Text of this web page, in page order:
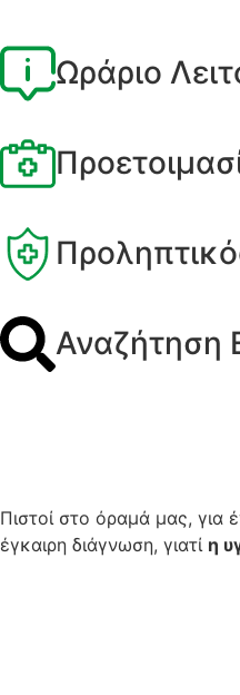
Ωράριο
Αναζήτηση
Πιστοί στο όραμά μας, για
έγκαιρη διάγνωση, γιατί η